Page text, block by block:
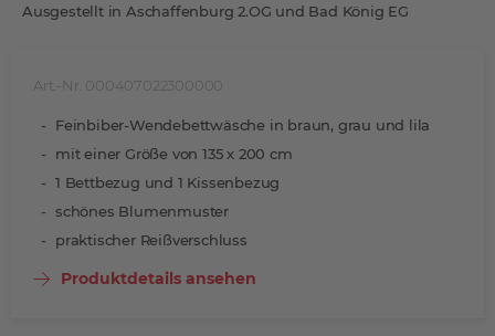
Art.-Nr. 000407022300000
Feinbiber-Wendebettwäsche in braun, grau und lila
mit einer Größe von 135 x 200 cm
1 Bettbezug und 1 Kissenbezug
schönes Blumenmuster
praktischer Reißverschluss
Produktdetails ansehen
Ausgestellt in Aschaffenburg 2.OG und Bad König EG